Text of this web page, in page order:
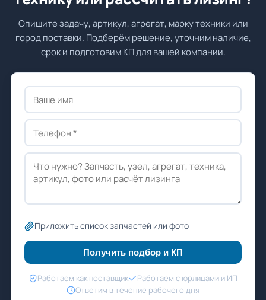
Опишите задачу, артикул, агрегат, марку техники или
город поставки. Подберём решение, уточним наличие,
срок и подготовим КП для вашей компании.
Приложить список запчастей или фото
Получить подбор и КП
Работаем как поставщик
Работаем с юрлицами и ИП
Ответим в течение рабочего дня